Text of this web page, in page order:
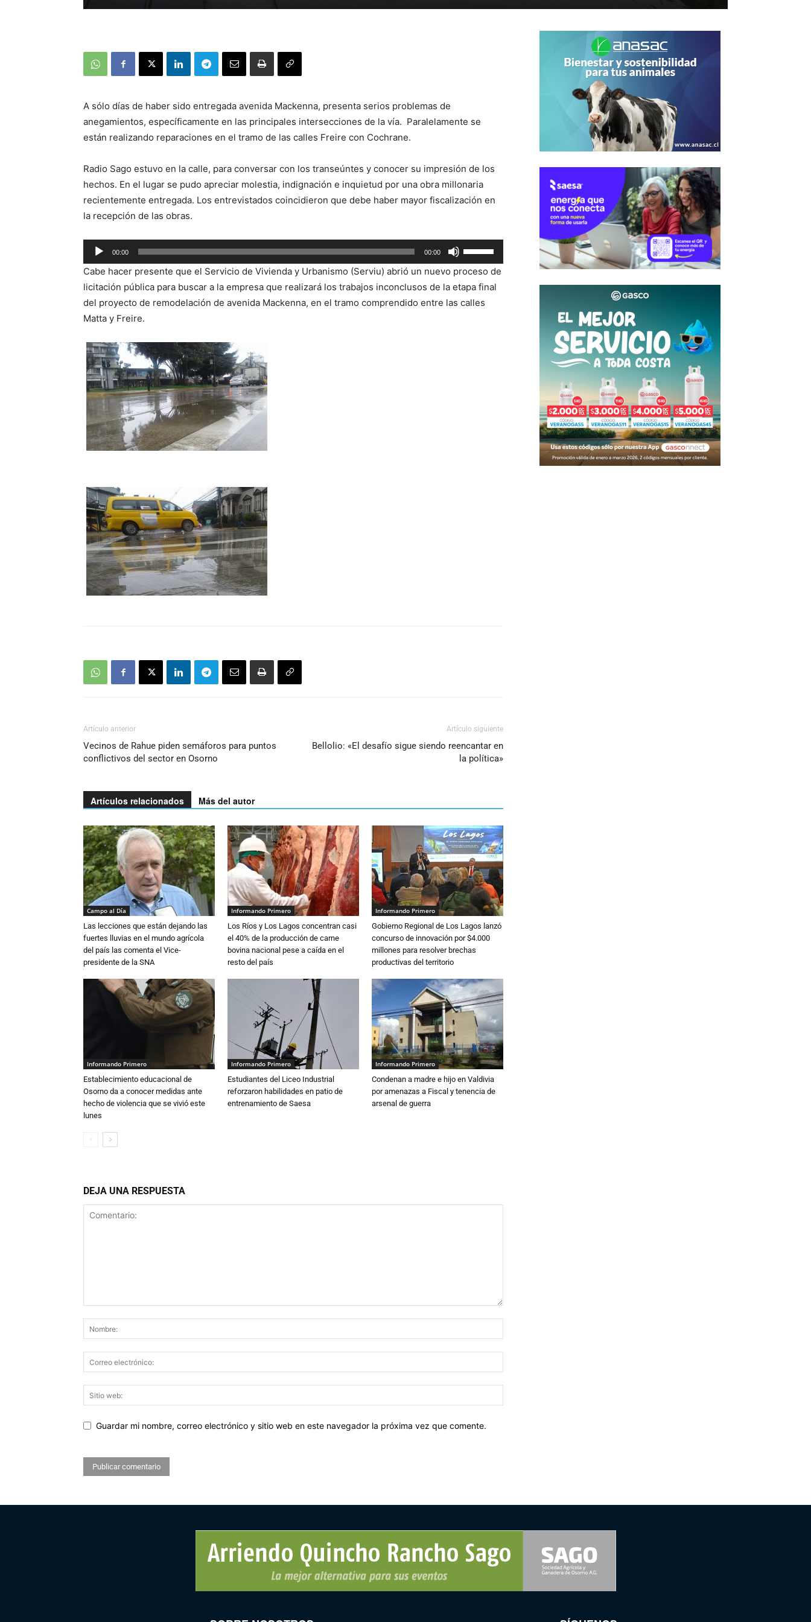
A sólo días de haber sido entregada avenida Mackenna, presenta serios problemas de
anegamientos, específicamente en las principales intersecciones de la vía. Paralelamente se
están realizando reparaciones en el tramo de las calles Freire con Cochrane.
Radio Sago estuvo en la calle, para conversar con los transeúntes y conocer su impresión de los
hechos. En el lugar se pudo apreciar molestia, indignación e inquietud por una obra millonaria
recientemente entregada. Los entrevistados coincidieron que debe haber mayor fiscalización en
la recepción de las obras.
Reproductor
de
audio
00:00 00:00
las
teclas
de
flecha
Cabe hacer presente que el Servicio de Vivienda y Urbanismo (Serviu) abrió un nuevo proceso de
licitación pública para buscar a la empresa que realizará los trabajos inconclusos de la etapa final
del proyecto de remodelación de avenida Mackenna, en el tramo comprendido entre las calles
Matta y Freire.
Artículo anterior
Vecinos de Rahue piden semáforos para puntos
conflictivos del sector en Osorno
Artículo siguiente
Bellolio: «El desafío sigue siendo reencantar en
la política»
Artículos relacionados Más del autor
Campo al Día
Las lecciones que están dejando las
fuertes lluvias en el mundo agrícola
del país las comenta el Vice-
presidente de la SNA
Informando Primero
Los Ríos y Los Lagos concentran casi
el 40% de la producción de carne
bovina nacional pese a caída en el
resto del país
Informando Primero
Gobierno Regional de Los Lagos lanzó
concurso de innovación por $4.000
millones para resolver brechas
productivas del territorio
Informando Primero
Establecimiento educacional de
Osorno da a conocer medidas ante
hecho de violencia que se vivió este
lunes
Informando Primero
Estudiantes del Liceo Industrial
reforzaron habilidades en patio de
entrenamiento de Saesa
Informando Primero
Condenan a madre e hijo en Valdivia
por amenazas a Fiscal y tenencia de
arsenal de guerra
DEJA UNA RESPUESTA
Guardar mi nombre, correo electrónico y sitio web en este navegador la próxima vez que comente.